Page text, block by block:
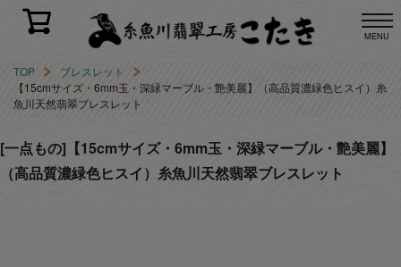
MENU
TOP
ブレスレット
【15cmサイズ・6mm玉・深緑マーブル・艶美麗】（高品質濃緑色ヒスイ）糸
魚川天然翡翠ブレスレット
[一点もの]【15cmサイズ・6mm玉・深緑マーブル・艶美麗】
（高品質濃緑色ヒスイ）糸魚川天然翡翠ブレスレット